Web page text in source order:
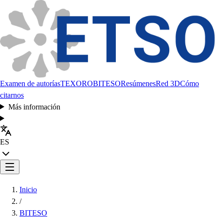
Examen de autoríasTEXOROBITESOResúmenesRed 3DCómo
citarnos
Más información
ES
Inicio
/
BITESO